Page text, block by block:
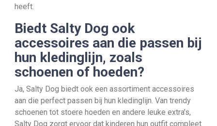
heeft.
Biedt Salty Dog ook
accessoires aan die passen bij
hun kledinglijn, zoals
schoenen of hoeden?
Ja, Salty Dog biedt ook een assortiment accessoires
aan die perfect passen bij hun kledinglijn. Van trendy
schoenen tot stoere hoeden en andere leuke extra’s,
Salty Dog zorgt ervoor dat kinderen hun outfit compleet